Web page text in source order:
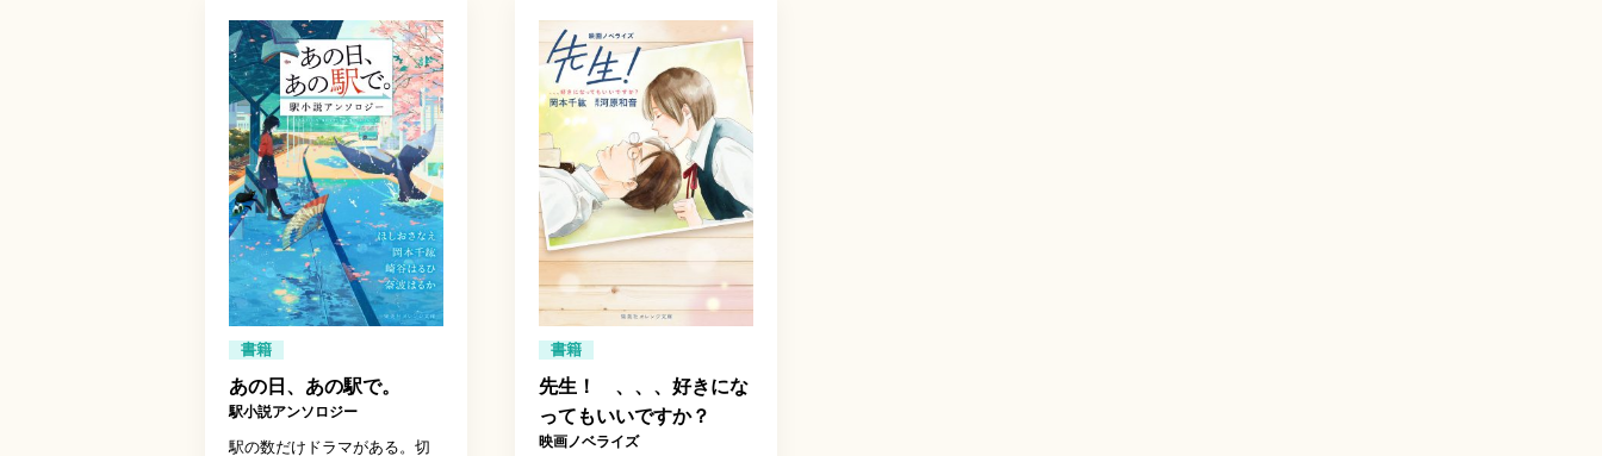
書籍
あの日、あの駅で。
駅小説アンソロジー
駅の数だけドラマがある。切
書籍
先生！ 、、、好きにな
ってもいいですか？
映画ノベライズ